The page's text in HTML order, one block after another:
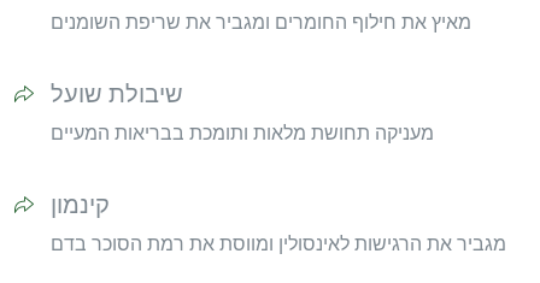
מאיץ את חילוף החומרים ומגביר את שריפת השומנים
שיבולת שועל
מעניקה תחושת מלאות ותומכת בבריאות המעיים
קינמון
מגביר את הרגישות לאינסולין ומווסת את רמת הסוכר בדם